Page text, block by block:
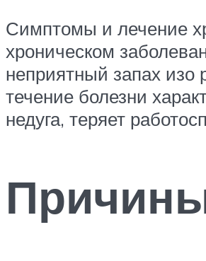
Симптомы и лечение
хроническом
неприятный запах изо
течение болезни
недуга, теряет